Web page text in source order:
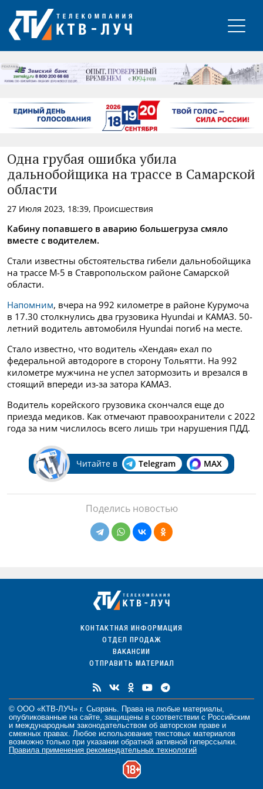
РЕКЛАМА
Одна грубая ошибка убила
дальнобойщика на трассе в Самарской
области
27 Июля 2023, 18:39, Происшествия
Кабину попавшего в аварию большегруза смяло
вместе с водителем.
Стали известны обстоятельства гибели дальнобойщика
на трассе М-5 в Ставропольском районе Самарской
области.
Напомним, вчера на 992 километре в районе Курумоча
в 17.30 столкнулись два грузовика Hyundai и КАМАЗ. 50-
летний водитель автомобиля Hyundai погиб на месте.
Стало известно, что водитель «Хендая» ехал по
федеральной автодороге в сторону Тольятти. На 992
километре мужчина не успел затормозить и врезался в
стоящий впереди из-за затора КАМАЗ.
Водитель корейского грузовика скончался еще до
приезда медиков. Как отмечают правоохранители с 2022
года за ним числилось всего лишь три нарушения ПДД.
Читайте в Telegram MAX
Поделись новостью
КОНТАКТНАЯ ИНФОРМАЦИЯ
ОТДЕЛ ПРОДАЖ
ВАКАНСИИ
ОТПРАВИТЬ МАТЕРИАЛ
© ООО «КТВ-ЛУЧ» г. Сызрань. Права на любые материалы
опубликованные на сайте, защищены в соответствии с Российским
и международным законодательством об авторском праве и
смежных правах. Любое использование текстовых материалов
возможно только при указании обратной активной гиперссылки.
Правила применения рекомендательных технологий